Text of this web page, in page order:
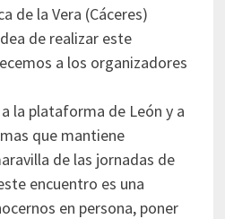
de la Vera (Cáceres)
de realizar este
a los organizadores
la plataforma de León y a
que mantiene
de las jornadas de
encuentro es una
en persona, poner